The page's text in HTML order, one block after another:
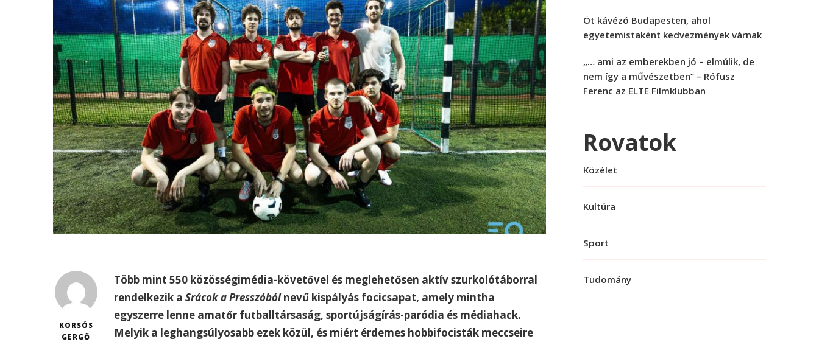
KORSÓS
GERGŐ
Több mint 550 közösségimédia-követővel és meglehetősen aktív szurkolótáborral
rendelkezik a Srácok a Presszóbólnevű kispályás focicsapat, amely mintha
egyszerre lenne amatőr futballtársaság, sportújságírás-paródia és médiahack.
Melyik a leghangsúlyosabb ezek közül, és miért érdemes hobbifocisták meccseire
Öt kávézó Budapesten, ahol
egyetemistaként kedvezmények várnak
„… ami az emberekben jó – elmúlik, de
nem így a művészetben” – Rófusz
Ferenc az ELTE Filmklubban
Rovatok
Közélet
Kultúra
Sport
Tudomány